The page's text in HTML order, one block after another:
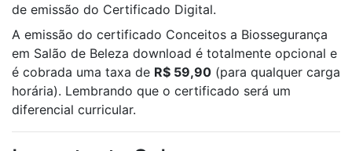
de emissão do Certificado Digital.
A emissão do certificado Conceitos a Biossegurança
em Salão de Beleza download é totalmente opcional e
é cobrada uma taxa de R$ 59,90 (para qualquer carga
horária). Lembrando que o certificado será um
diferencial curricular.